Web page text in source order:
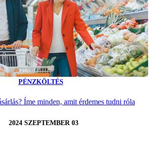
PÉNZKÖLTÉS
Íme minden, amit érdemes tudni róla
2024 SZEPTEMBER 03